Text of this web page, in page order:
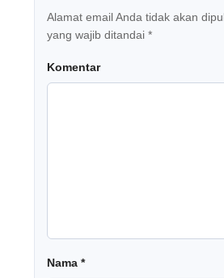
Alamat email Anda tidak akan
yang wajib ditandai *
Komentar
Nama *